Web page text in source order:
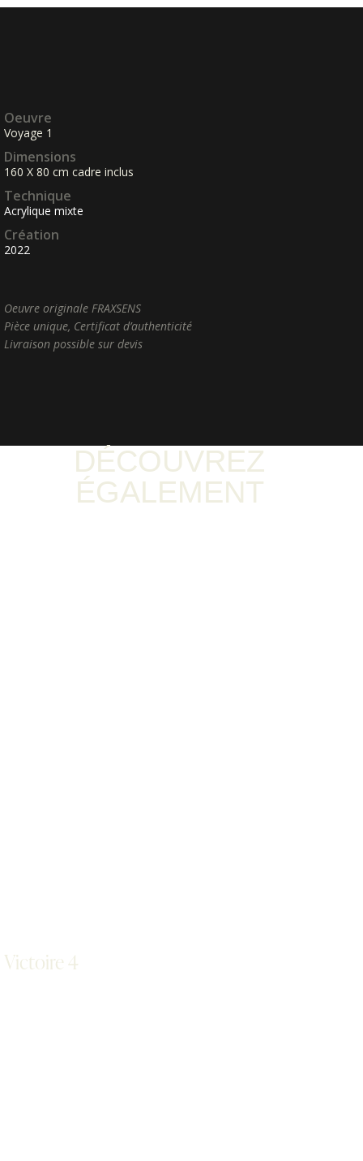
Oeuvre
Voyage 1
Dimensions
160 X 80 cm cadre inclus
Technique
Acrylique mixte
Création
2022
Oeuvre originale FRAXSENS
Pièce unique, Certificat d’authenticité
Livraison possible sur devis
DÉCOUVREZ
ÉGALEMENT
Victoire 4